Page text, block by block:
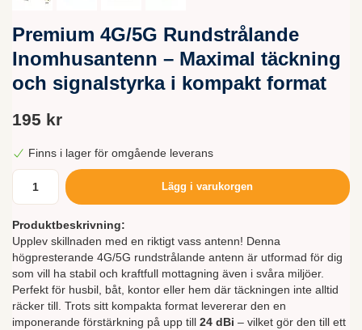
Premium 4G/5G Rundstrålande
Inomhusantenn – Maximal täckning
och signalstyrka i kompakt format
195 kr
Finns i lager för omgående leverans
Lägg i varukorgen
Produktbeskrivning:
Upplev skillnaden med en riktigt vass antenn! Denna
högpresterande 4G/5G rundstrålande antenn är utformad för dig
som vill ha stabil och kraftfull mottagning även i svåra miljöer.
Perfekt för husbil, båt, kontor eller hem där täckningen inte alltid
räcker till. Trots sitt kompakta format levererar den en
imponerande förstärkning på upp till 24 dBi – vilket gör den till ett